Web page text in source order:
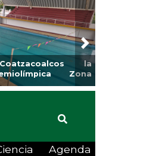
de Xalapa
en Mercadito
Next
Agenda